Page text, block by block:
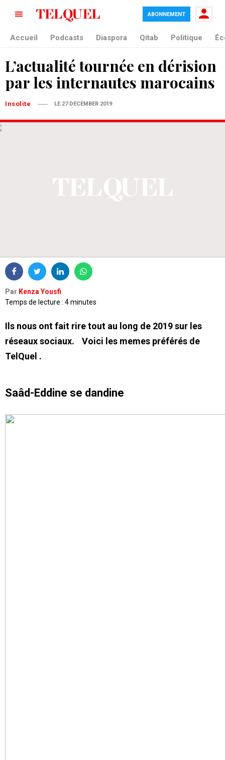
ABONNEMENT
Accueil Podcasts Diaspora Qitab Politique
L’actualité tournée en dérision
par les internautes marocains
Insolite LE 27 DECEMBER 2019
Par Kenza Yousfi
Temps de lecture : 4 minutes
Ils nous ont fait rire tout au long de 2019 sur les
réseaux sociaux. Voici les memes préférés de
TelQuel .
Saâd-Eddine se dandine